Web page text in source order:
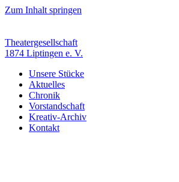
Zum Inhalt springen
Theatergesellschaft
1874 Liptingen e. V.
Unsere Stücke
Aktuelles
Chronik
Vorstandschaft
Kreativ-Archiv
Kontakt